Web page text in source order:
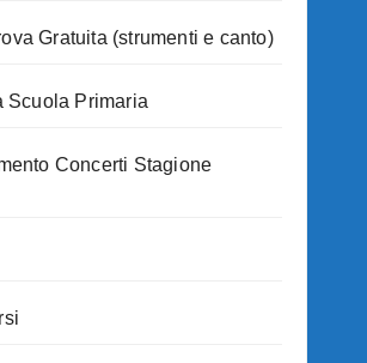
Gratuita (strumenti e canto)
Scuola Primaria
Concerti Stagione